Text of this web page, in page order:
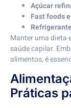
Açúcar
Fast foods
Manter uma dieta
saúde capilar.
alimentos, é
Práticas